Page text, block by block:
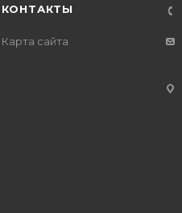
КОНТАКТЫ
Карта сайта